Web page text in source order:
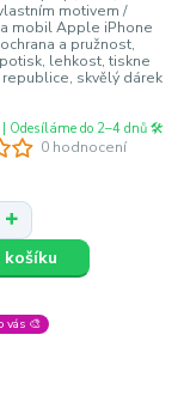
0 hodnocení
motivem /
mobil Apple iPhone
a pružnost,
lehkost, tiskne
skvělý dárek
Odesíláme do 2–4 dnů 🛠️
košíku
vás 🎨